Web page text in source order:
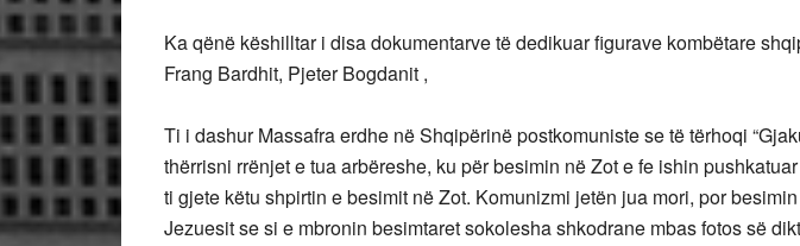
Ka qënë këshilltar i disa dokumentarve të dedikuar figurave kombëtare
Frang Bardhit, Pjeter Bogdanit ,
Ti i dashur Massafra erdhe në Shqipërinë postkomuniste se të tërhoqi
thërrisni rrënjet e tua arbëreshe, ku për besimin në Zot e fe ishin
ti gjete këtu shpirtin e besimit në Zot. Komunizmi jetën jua mori, por
Jezuesit se si e mbronin besimtaret sokolesha shkodrane mbas fotos së